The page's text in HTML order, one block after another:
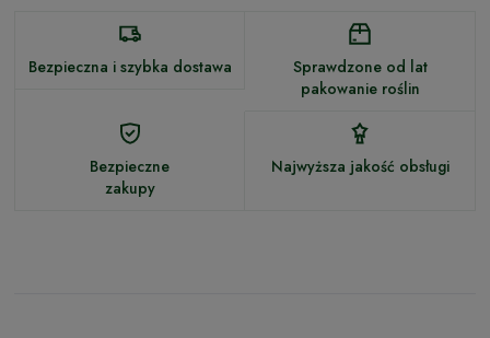
Bezpieczna i szybka dostawa
Sprawdzone od lat
pakowanie roślin
Bezpieczne
zakupy
Najwyższa jakość obsługi